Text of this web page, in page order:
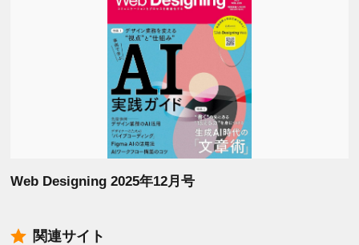
Web Designing 2025年12月号
関連サイト